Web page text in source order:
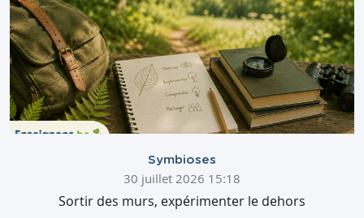
Symbioses
30 juillet 2026 15:18
Sortir des murs, expérimenter le dehors